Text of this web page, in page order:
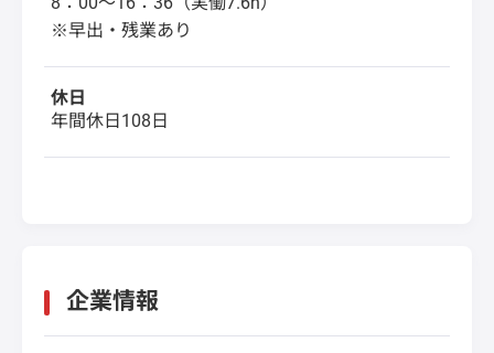
※早出・残業あり
休日
年間休日108日
企業情報